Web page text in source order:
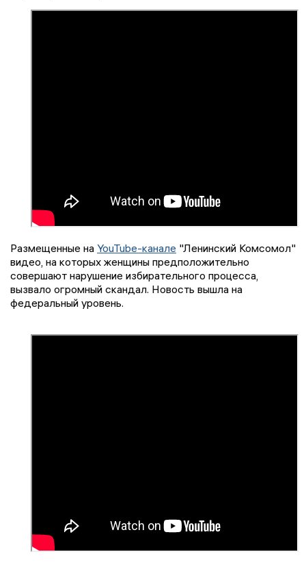
Размещенные на YouTube-канале "Ленинский Комсомол"
видео, на которых женщины предположительно
совершают нарушение избирательного процесса,
вызвало огромный скандал. Новость вышла на
федеральный уровень.